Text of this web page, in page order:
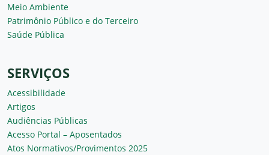
Meio Ambiente
Patrimônio Público e do Terceiro
Saúde Pública
SERVIÇOS
Acessibilidade
Artigos
Audiências Públicas
Acesso Portal – Aposentados
Atos Normativos/Provimentos 2025